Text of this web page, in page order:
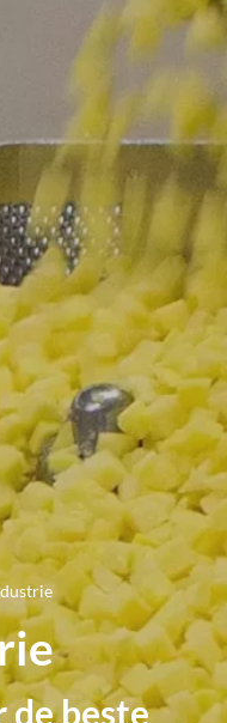
de beste